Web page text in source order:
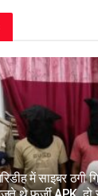
में साइबर ठगी